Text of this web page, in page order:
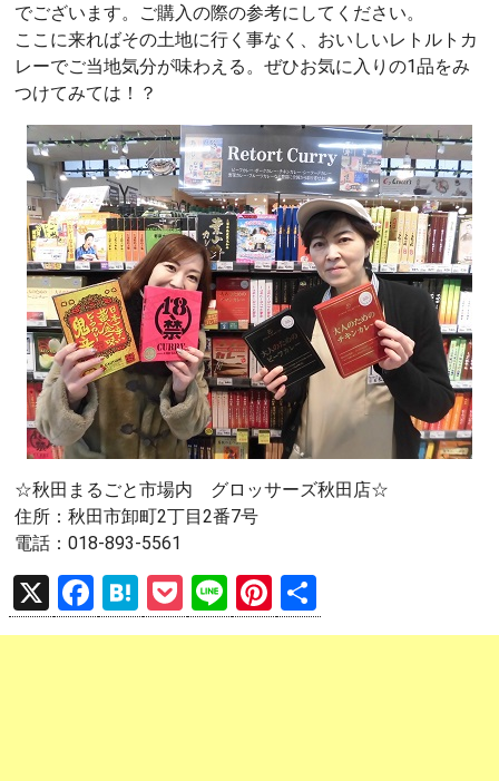
でございます。ご購入の際の参考にしてください。
ここに来ればその土地に行く事なく、おいしいレトルトカ
レーでご当地気分が味わえる。ぜひお気に入りの1品をみ
つけてみては！？
☆秋田まるごと市場内 グロッサーズ秋田店☆
住所：秋田市卸町2丁目2番7号
電話：018-893-5561
X
F
a
H
at
P
o
Li
n
Pi
nt 有